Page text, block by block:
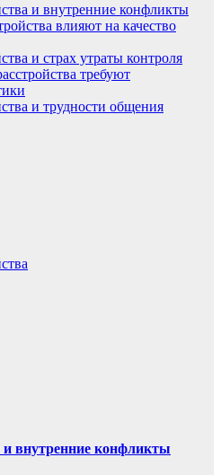
и внутренние конфликты
влияют на качество
и страх утраты контроля
требуют
и трудности общения
и внутренние конфликты